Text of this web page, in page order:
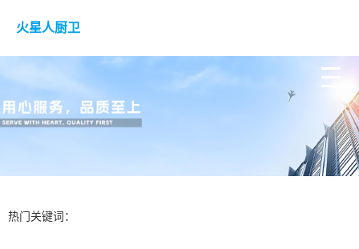
火星人厨卫
热门关键词：